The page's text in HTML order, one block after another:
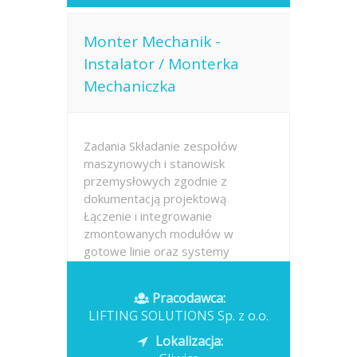
Monter Mechanik -
Instalator / Monterka
Mechaniczka
Zadania Składanie zespołów
maszynowych i stanowisk
przemysłowych zgodnie z
dokumentacją projektową
Łączenie i integrowanie
zmontowanych modułów w
gotowe linie oraz systemy
eliminowanie bieżących...
Opublikowano: dzisiaj
Pracodawca:
LIFTING SOLUTIONS Sp. z o.o.
Lokalizacja: